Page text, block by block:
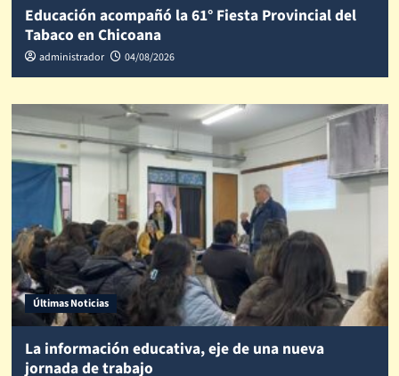
Educación acompañó la 61° Fiesta Provincial del
Tabaco en Chicoana
administrador 04/08/2026
Últimas Noticias
La información educativa, eje de una nueva
jornada de trabajo